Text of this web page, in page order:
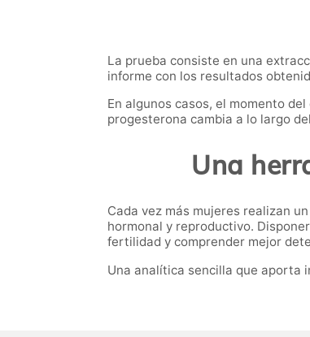
La prueba consiste en una
informe con los resultados
En algunos casos, el momento
progesterona cambia a lo largo
Una
Cada vez más mujeres realizan
hormonal y reproductivo.
fertilidad y comprender mejor
Una analítica sencilla que aporta